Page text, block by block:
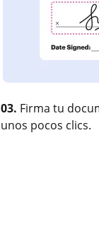
03. Firma tu
unos pocos clics.